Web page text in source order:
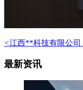
<江西**科技有限公司
最新资讯